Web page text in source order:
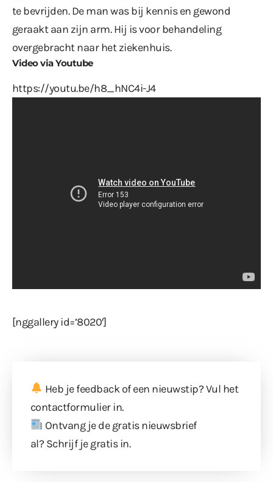
te bevrijden. De man was bij kennis en gewond
geraakt aan zijn arm. Hij is voor behandeling
overgebracht naar het ziekenhuis.
Video via Youtube
https://youtu.be/h8_hNC4i-J4
[nggallery id=’8020′]
Heb je feedback of een nieuwstip? Vul het
contactformulierin.
Ontvang je de gratis nieuwsbrief
al? Schrijf je gratis in.